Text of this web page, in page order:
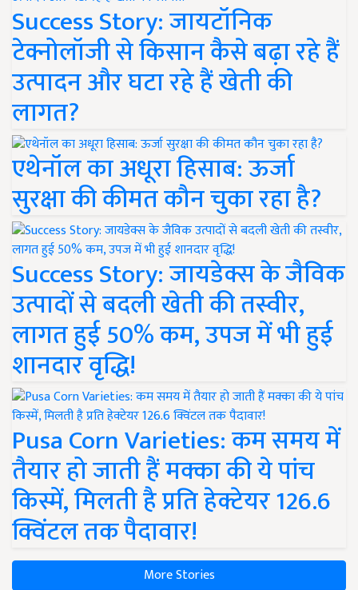
Success Story: जायटॉनिक
टेक्नोलॉजी से किसान कैसे बढ़ा रहे हैं
उत्पादन और घटा रहे हैं खेती की
लागत?
एथेनॉल का अधूरा हिसाब: ऊर्जा
सुरक्षा की कीमत कौन चुका रहा है?
Success Story: जायडेक्स के जैविक
उत्पादों से बदली खेती की तस्वीर,
लागत हुई 50% कम, उपज में भी हुई
शानदार वृद्धि!
Pusa Corn Varieties: कम समय में
तैयार हो जाती हैं मक्का की ये पांच
किस्में, मिलती है प्रति हेक्टेयर 126.6
क्विंटल तक पैदावार!
More Stories